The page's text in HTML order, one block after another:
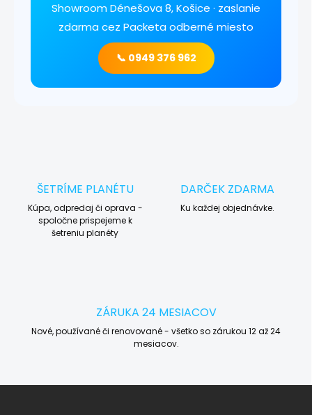
Showroom Dénešova 8, Košice · zaslanie
zdarma cez Packeta odberné miesto
📞 0949 376 962
ŠETRÍME PLANÉTU
Kúpa, odpredaj či oprava -
spoločne prispejeme k
šetreniu planéty
DARČEK ZDARMA
Ku každej objednávke.
ZÁRUKA 24 MESIACOV
Nové, používané či renovované - všetko so zárukou 12 až 24
mesiacov.